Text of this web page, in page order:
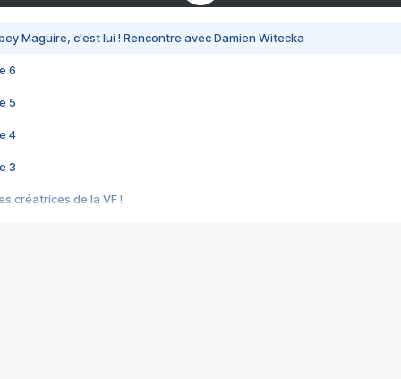
Maguire, c'est lui ! Rencontre avec Damien Witecka
6
5
4
3
créatrices de la VF !